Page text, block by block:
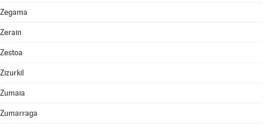
Zegama
Zerain
Zestoa
Zizurkil
Zumaia
Zumarraga